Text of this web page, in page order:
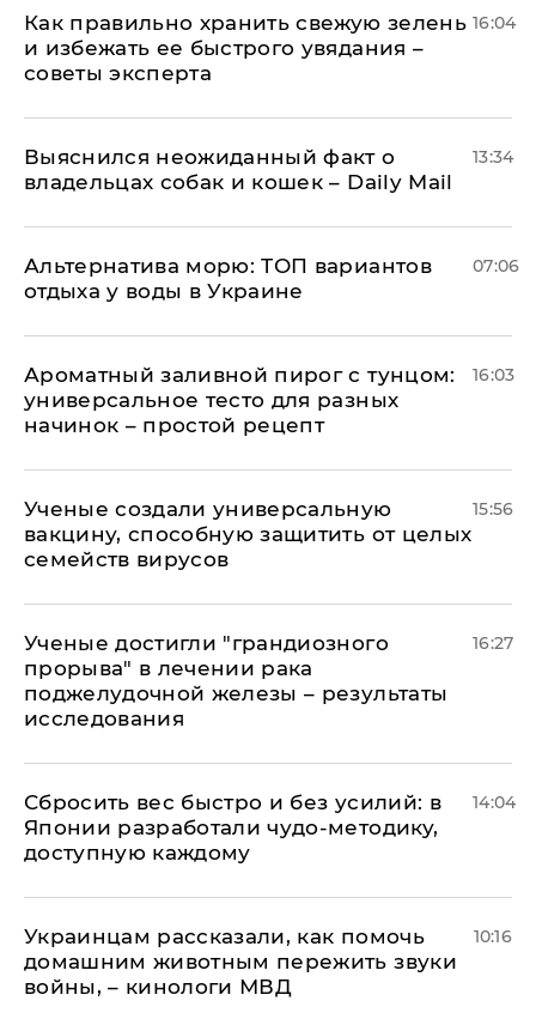
Как правильно хранить свежую зелень
и избежать ее быстрого увядания –
советы эксперта
16:04
Выяснился неожиданный факт о
владельцах собак и кошек – Daily Mail
13:34
Альтернатива морю: ТОП вариантов
отдыха у воды в Украине
07:06
Ароматный заливной пирог с тунцом:
универсальное тесто для разных
начинок – простой рецепт
16:03
Ученые создали универсальную
вакцину, способную защитить от целых
семейств вирусов
15:56
Ученые достигли "грандиозного
прорыва" в лечении рака
поджелудочной железы – результаты
исследования
16:27
Сбросить вес быстро и без усилий: в
Японии разработали чудо-методику,
доступную каждому
14:04
Украинцам рассказали, как помочь
домашним животным пережить звуки
войны, – кинологи МВД
10:16